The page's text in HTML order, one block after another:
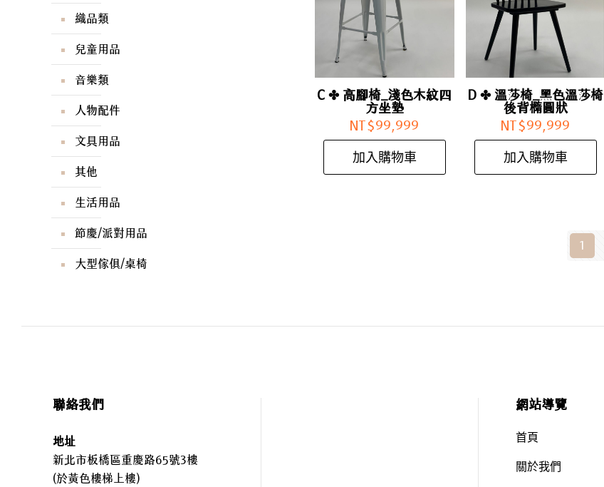
C ✤ 高腳椅_淺色木紋四
方坐墊
NT$99,999
加入購物車
D ✤ 溫莎椅_黑色溫莎椅
後背橢圓狀
NT$99,999
加入購物車
1
織品類
兒童用品
音樂類
人物配件
文具用品
其他
生活用品
節慶/派對用品
大型傢俱/桌椅
聯絡我們
地址
新北市板橋區重慶路65號3樓
(於黃色樓梯上樓)
網站導覽
首頁
關於我們